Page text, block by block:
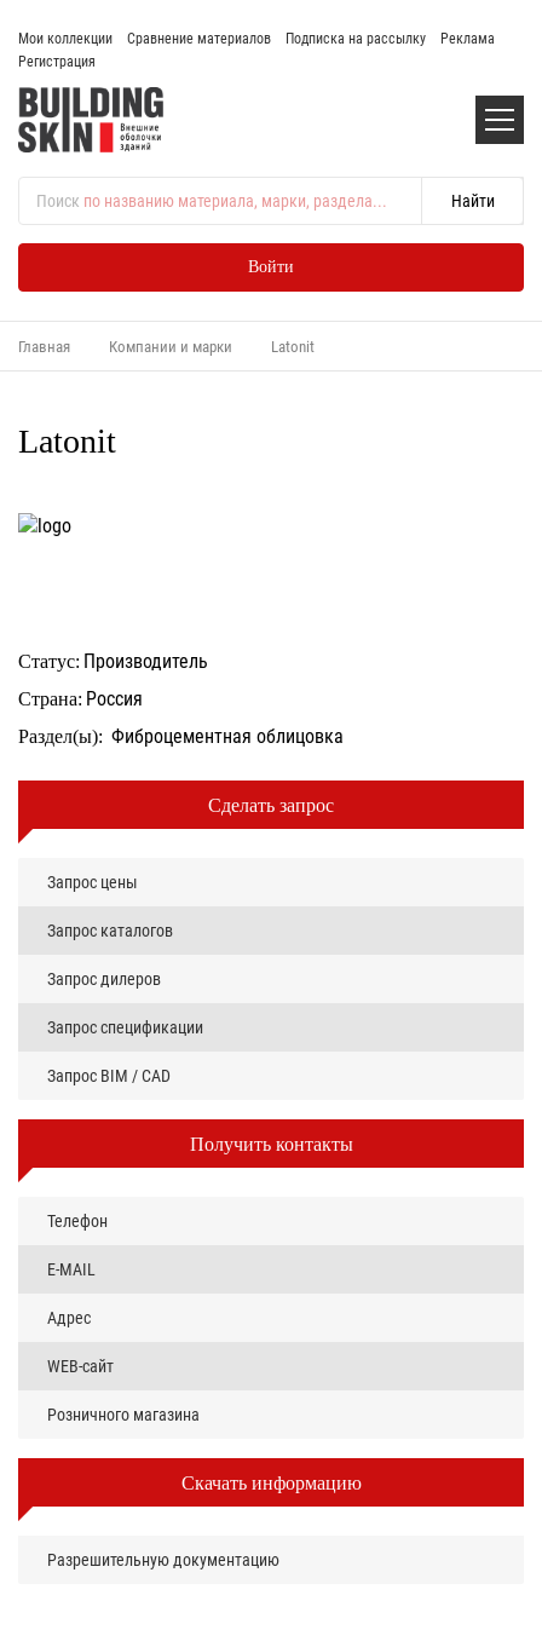
Мои коллекции Сравнение материалов Подписка на рассылку
Реклама
Регистрация
Поиск по названию материала, марки, раздела...
Войти
Главная Компании и марки Latonit
Latonit
Статус: Производитель
Страна: Россия
Раздел(ы): Фиброцементная облицовка
Сделать запрос
Запрос цены
Запрос каталогов
Запрос дилеров
Запрос спецификации
Запрос BIM / CAD
Получить контакты
Телефон
E-MAIL
Адрес
WEB-сайт
Розничного магазина
Скачать информацию
Разрешительную документацию